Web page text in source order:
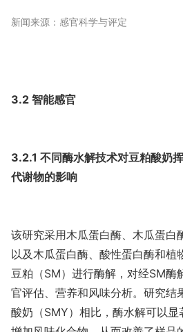
新闻来源：感官科学与评定
3.2 智能感官
3.2.1 不同酶水解技术对豆粕酸奶
代谢物的影响
该研究采用木瓜蛋白酶、木瓜蛋白
以及木瓜蛋白酶、酸性蛋白酶和植
豆粕（SM）进行酶解，对经SM酶
官评估、营养和风味分析。研究结
酸奶（SMY）相比，酶水解可以